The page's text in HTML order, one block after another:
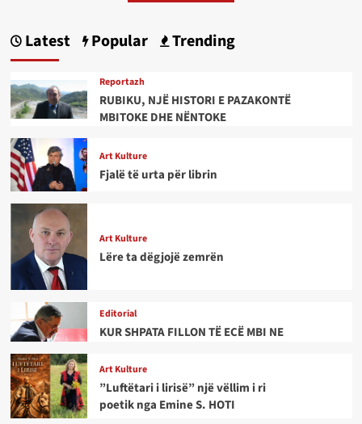
Latest Popular Trending
Reportazh
RUBIKU, NJË HISTORI E PAZAKONTË
MBITOKE DHE NËNTOKE
Art Kulture
Fjalë të urta për librin
Art Kulture
Lëre ta dëgjojë zemrën
Editorial
KUR SHPATA FILLON TË ECË MBI NE
Art Kulture
”Luftëtari i lirisë” një vëllim i ri
poetik nga Emine S. HOTI